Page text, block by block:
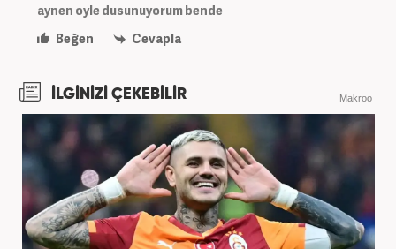
aynen oyle dusunuyorum bende
Beğen
Cevapla
İLGİNİZİ ÇEKEBİLİR Makroo